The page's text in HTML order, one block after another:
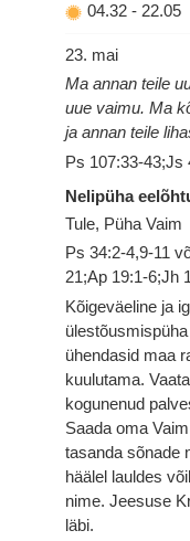
04.32 - 22.05
23. mai
Ma annan teile
uue vaimu. Ma
ja annan teile
Ps 107:33-43;Js
Nelipüha
Tule, Püha Vaim
Ps 34:2-4,9-11
21;Ap 19:1-6;Jh
Kõigeväeline ja
ühendasid maa
kuulutama.
kogunenud
Saada oma
tasanda sõnade
häälel lauldes
nime. Jeesuse
läbi.